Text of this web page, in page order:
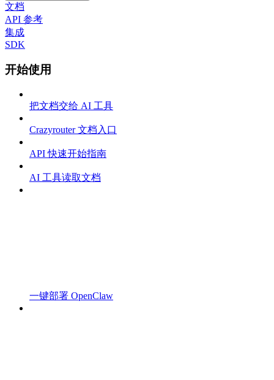
文档
API 参考
集成
SDK
开始使用
把文档交给 AI 工具
Crazyrouter 文档入口
API 快速开始指南
AI 工具读取文档
一键部署 OpenClaw